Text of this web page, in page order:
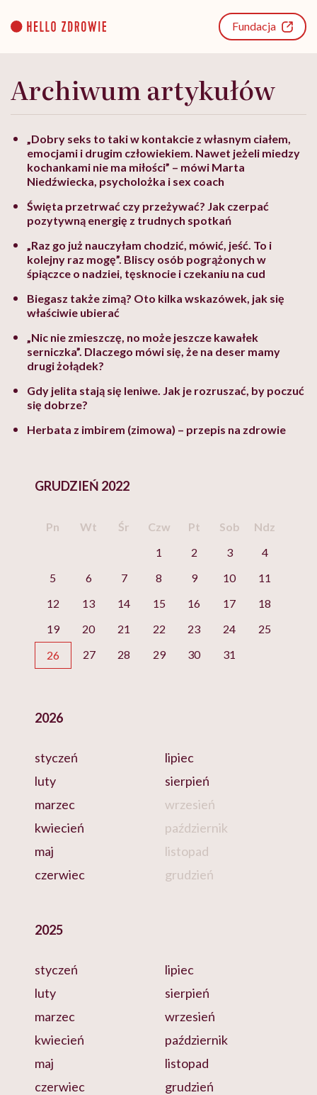
content
Fundacja
Archiwum artykułów
„Dobry seks to taki w kontakcie z własnym ciałem,
emocjami i drugim człowiekiem. Nawet jeżeli miedzy
kochankami nie ma miłości” – mówi Marta
Niedźwiecka, psycholożka i sex coach
Święta przetrwać czy przeżywać? Jak czerpać
pozytywną energię z trudnych spotkań
„Raz go już nauczyłam chodzić, mówić, jeść. To i
kolejny raz mogę”. Bliscy osób pogrążonych w
śpiączce o nadziei, tęsknocie i czekaniu na cud
Biegasz także zimą? Oto kilka wskazówek, jak się
właściwie ubierać
„Nic nie zmieszczę, no może jeszcze kawałek
serniczka”. Dlaczego mówi się, że na deser mamy
drugi żołądek?
Gdy jelita stają się leniwe. Jak je rozruszać, by poczuć
się dobrze?
Herbata z imbirem (zimowa) – przepis na zdrowie
GRUDZIEŃ 2022
Pn Wt Śr Czw Pt Sob
Ndz
1
2 3
4
5
6 7 8 9 10
11
12
13 14 15 16 17
18
19
20 21 22 23 24
25
26
27 28 29 30 31
2026
styczeń
luty
marzec
kwiecień
maj
czerwiec
lipiec
sierpień
wrzesień
październik
listopad
grudzień
2025
styczeń
luty
marzec
kwiecień
maj
czerwiec
lipiec
sierpień
wrzesień
październik
listopad
grudzień